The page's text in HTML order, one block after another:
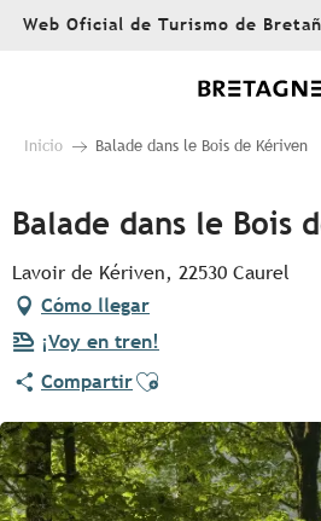
AllerWeb Oficial de Turismo de
Inicio Balade dans le Bois de Kériven
Balade dans le Bois
Lavoir de Kériven, 22530 Caurel
Cómo llegar
¡Voy en tren!
CompartirAjouter aux favoris